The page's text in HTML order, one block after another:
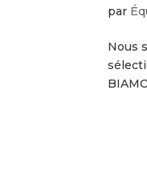
par
Nous